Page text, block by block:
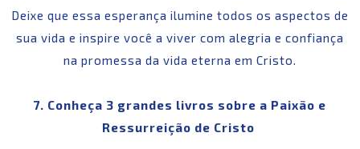
Deixe que essa esperança ilumine todos os aspectos de
sua vida e inspire você a viver com alegria e confiança
na promessa da vida eterna em Cristo.
7. Conheça 3 grandes livros sobre a Paixão e
Ressurreição de Cristo